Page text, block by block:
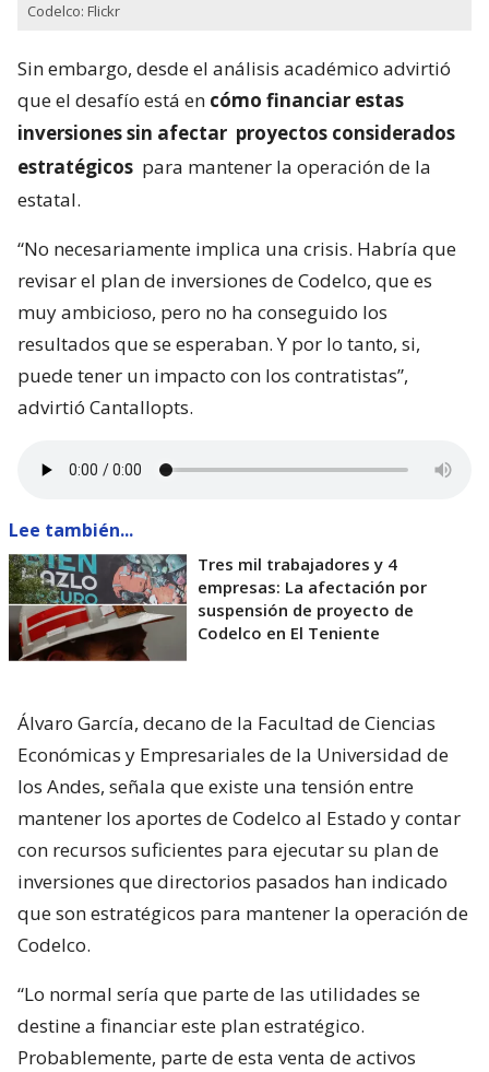
Codelco: Flickr
Sin embargo, desde el análisis académico advirtió
que el desafío está en cómo financiar estas
inversiones sin afectar proyectos considerados
estratégicos para mantener la operación de la
estatal.
“No necesariamente implica una crisis. Habría que
revisar el plan de inversiones de Codelco, que es
muy ambicioso, pero no ha conseguido los
resultados que se esperaban. Y por lo tanto, si,
puede tener un impacto con los contratistas”,
advirtió Cantallopts.
Lee también...
Tres mil trabajadores y 4
empresas: La afectación por
suspensión de proyecto de
Codelco en El Teniente
Álvaro García, decano de la Facultad de Ciencias
Económicas y Empresariales de la Universidad de
los Andes, señala que existe una tensión entre
mantener los aportes de Codelco al Estado y contar
con recursos suficientes para ejecutar su plan de
inversiones que directorios pasados han indicado
que son estratégicos para mantener la operación de
Codelco.
“Lo normal sería que parte de las utilidades se
destine a financiar este plan estratégico.
Probablemente, parte de esta venta de activos